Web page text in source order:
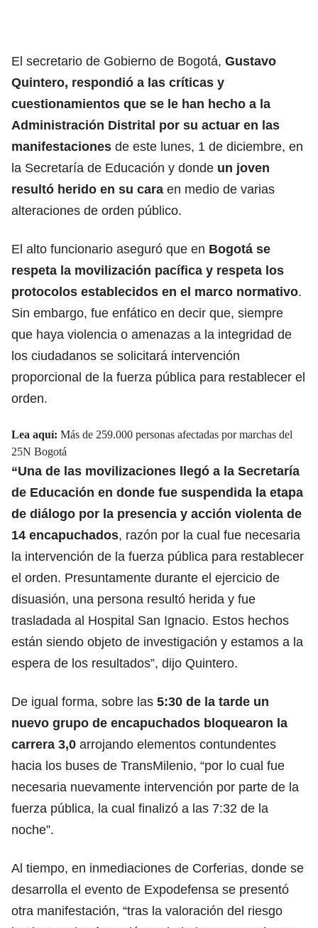
El secretario de Gobierno de Bogotá, Gustavo
Quintero, respondió a las críticas y
cuestionamientos que se le han hecho a la
Administración Distrital por su actuar en las
manifestaciones de este lunes, 1 de diciembre, en
la Secretaría de Educación y donde un joven
resultó herido en su cara en medio de varias
alteraciones de orden público.
El alto funcionario aseguró que en Bogotá se
respeta la movilización pacífica y respeta los
protocolos establecidos en el marco normativo.
Sin embargo, fue enfático en decir que, siempre
que haya violencia o amenazas a la integridad de
los ciudadanos se solicitará intervención
proporcional de la fuerza pública para restablecer el
orden.
Lea aquí: Más de 259.000 personas afectadas por marchas del
25N Bogotá
“Una de las movilizaciones llegó a la Secretaría
de Educación en donde fue suspendida la etapa
de diálogo por la presencia y acción violenta de
14 encapuchados, razón por la cual fue necesaria
la intervención de la fuerza pública para restablecer
el orden. Presuntamente durante el ejercicio de
disuasión, una persona resultó herida y fue
trasladada al Hospital San Ignacio. Estos hechos
están siendo objeto de investigación y estamos a la
espera de los resultados”, dijo Quintero.
De igual forma, sobre las 5:30 de la tarde un
nuevo grupo de encapuchados bloquearon la
carrera 3,0 arrojando elementos contundentes
hacia los buses de TransMilenio, “por lo cual fue
necesaria nuevamente intervención por parte de la
fuerza pública, la cual finalizó a las 7:32 de la
noche”.
Al tiempo, en inmediaciones de Corferias, donde se
desarrolla el evento de Expodefensa se presentó
otra manifestación, “tras la valoración del riesgo